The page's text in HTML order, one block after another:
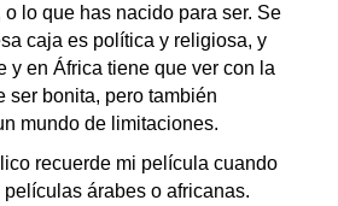
lo que has nacido para ser. Se
caja es política y religiosa, y
y en África tiene que ver con la
ser bonita, pero también
mundo de limitaciones.
recuerde mi película cuando
árabes o africanas.